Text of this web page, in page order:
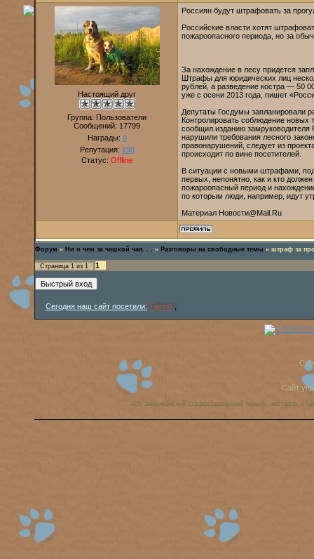
Настоящий друг
Группа: Пользователи
Сообщений: 17799
Награды: 0
Репутация: 150
Статус: Offline
Россиян будут штрафовать за
Российские власти хотят
пожароопасного периода, но за
За нахождение в лесу придется
Штрафы для юридических лиц
рублей, а разведение костра — 50
уже с осени 2013 года, пишет
Депутаты Госдумы запланировали
Контролировать соблюдение новых
сообщил изданию замруководителя
нарушили требования лесного
правонарушений, следует из
происходит по вине посетителей.
В ситуации с новыми штрафами,
первых, непонятно, как и кто
пожароопасный период и
по которым люди, например, идут
Материал Новости@Mail.Ru
Форум » Ни о чем за чашкой чая. . . » Разговоры на свободные темы » штраф за
Страница 1 из 1 1
Сегодня наш сайт посетили: Tigrino
Сайт
аст, американский стаффордширский терьер, амстафф,